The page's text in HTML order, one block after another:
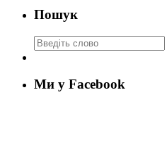
Пошук
Ми у Facebook